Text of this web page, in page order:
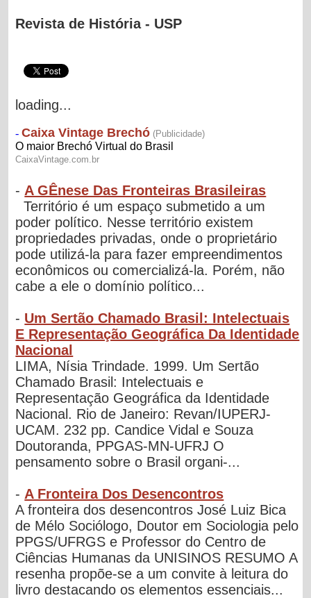
Revista de História - USP
loading...
- A GÊnese Das Fronteiras Brasileiras
Território é um espaço submetido a um
poder político. Nesse território existem
propriedades privadas, onde o proprietário
pode utilizá-la para fazer empreendimentos
econômicos ou comercializá-la. Porém, não
cabe a ele o domínio político...
- Um Sertão Chamado Brasil: Intelectuais
E Representação Geográfica Da Identidade
Nacional
LIMA, Nísia Trindade. 1999. Um Sertão
Chamado Brasil: Intelectuais e
Representação Geográfica da Identidade
Nacional. Rio de Janeiro: Revan/IUPERJ-
UCAM. 232 pp. Candice Vidal e Souza
Doutoranda, PPGAS-MN-UFRJ O
pensamento sobre o Brasil organi-...
- A Fronteira Dos Desencontros
A fronteira dos desencontros José Luiz Bica
de Mélo Sociólogo, Doutor em Sociologia pelo
PPGS/UFRGS e Professor do Centro de
Ciências Humanas da UNISINOS RESUMO A
resenha propõe-se a um convite à leitura do
livro destacando os elementos essenciais...